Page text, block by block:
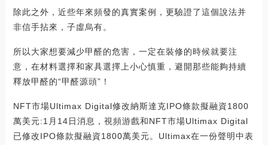
除此之外，近些年來頻發的真實案例，更驗證了這個說法并
非信手拈來，子虛烏有。
所以大家想要減少甲醛的危害，一定在裝修的時候就要注
意，在材料選擇和家具選擇上小心慎重，避開那些能夠持續
釋放甲醛的“甲醛源頭”！
NFT市場Ultimax Digital修改納斯達克IPO條款擬融資1800
萬美元:1月14日消息，視頻游戲和NFT市場Ultimax Digital
已修改IPO條款擬融資1800萬美元。Ultimax在一份聲明中表